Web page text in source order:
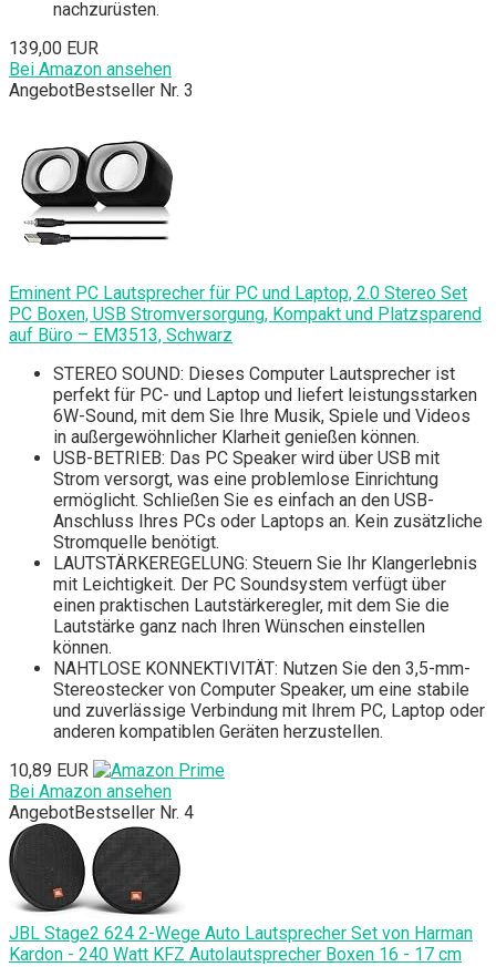
nachzurüsten.
139,00 EUR
Bei Amazon ansehen
AngebotBestseller Nr. 3
Eminent PC Lautsprecher für PC und Laptop, 2.0 Stereo Set
PC Boxen, USB Stromversorgung, Kompakt und Platzsparend
auf Büro – EM3513, Schwarz
STEREO SOUND: Dieses Computer Lautsprecher ist
perfekt für PC- und Laptop und liefert leistungsstarken
6W-Sound, mit dem Sie Ihre Musik, Spiele und Videos
in außergewöhnlicher Klarheit genießen können.
USB-BETRIEB: Das PC Speaker wird über USB mit
Strom versorgt, was eine problemlose Einrichtung
ermöglicht. Schließen Sie es einfach an den USB-
Anschluss Ihres PCs oder Laptops an. Kein zusätzliche
Stromquelle benötigt.
LAUTSTÄRKEREGELUNG: Steuern Sie Ihr Klangerlebnis
mit Leichtigkeit. Der PC Soundsystem verfügt über
einen praktischen Lautstärkeregler, mit dem Sie die
Lautstärke ganz nach Ihren Wünschen einstellen
können.
NAHTLOSE KONNEKTIVITÄT: Nutzen Sie den 3,5-mm-
Stereostecker von Computer Speaker, um eine stabile
und zuverlässige Verbindung mit Ihrem PC, Laptop oder
anderen kompatiblen Geräten herzustellen.
10,89 EUR
Bei Amazon ansehen
AngebotBestseller Nr. 4
JBL Stage2 624 2-Wege Auto Lautsprecher Set von Harman
Kardon - 240 Watt KFZ Autolautsprecher Boxen 16 - 17 cm